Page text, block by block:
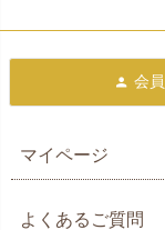
会
マイページ
よくあるご質問